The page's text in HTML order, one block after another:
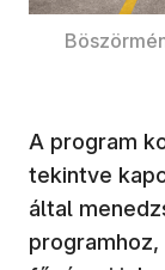
A program
tekintve
által